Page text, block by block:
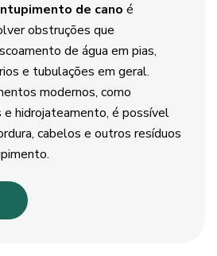
de cano é
obstruções que
de água em pias,
e tubulações em geral.
modernos, como
e hidrojateamento, é possível
cabelos e outros resíduos